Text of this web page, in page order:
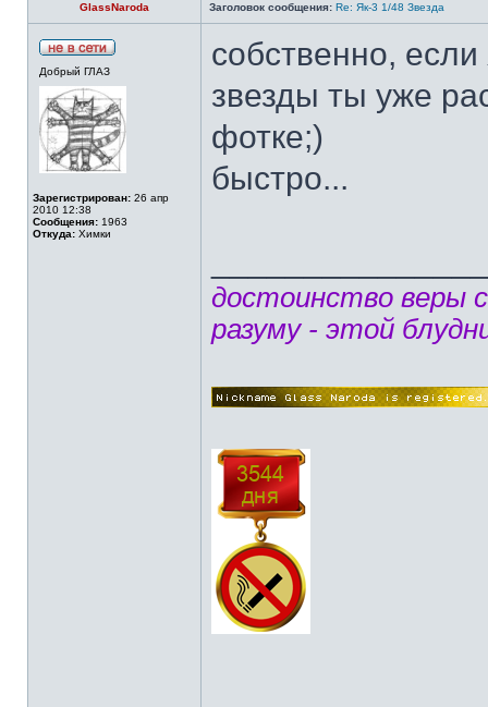
GlassNaroda Заголовок сообщения: Re: Як-3 1/48 Звезда
Добрый ГЛАЗ
Зарегистрирован: 26 апр
2010 12:38
Сообщения: 1963
Откуда: Химки
собственно,
звезды ты уже
фотке;)
быстро...
достоинство веры
разуму - этой